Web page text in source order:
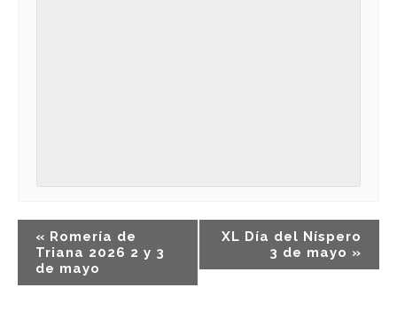
Navegación
del
Evento
« Romería de
Triana 2026 2 y 3
de mayo
XL Día del Níspero
3 de mayo »